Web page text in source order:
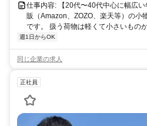
仕事内容: 【20代〜40代中心に幅広
販（Amazon、ZOZO、楽天等）の小
です。 扱う荷物は軽くて小さいもの
週1日からOK
同じ企業の求人
正社員